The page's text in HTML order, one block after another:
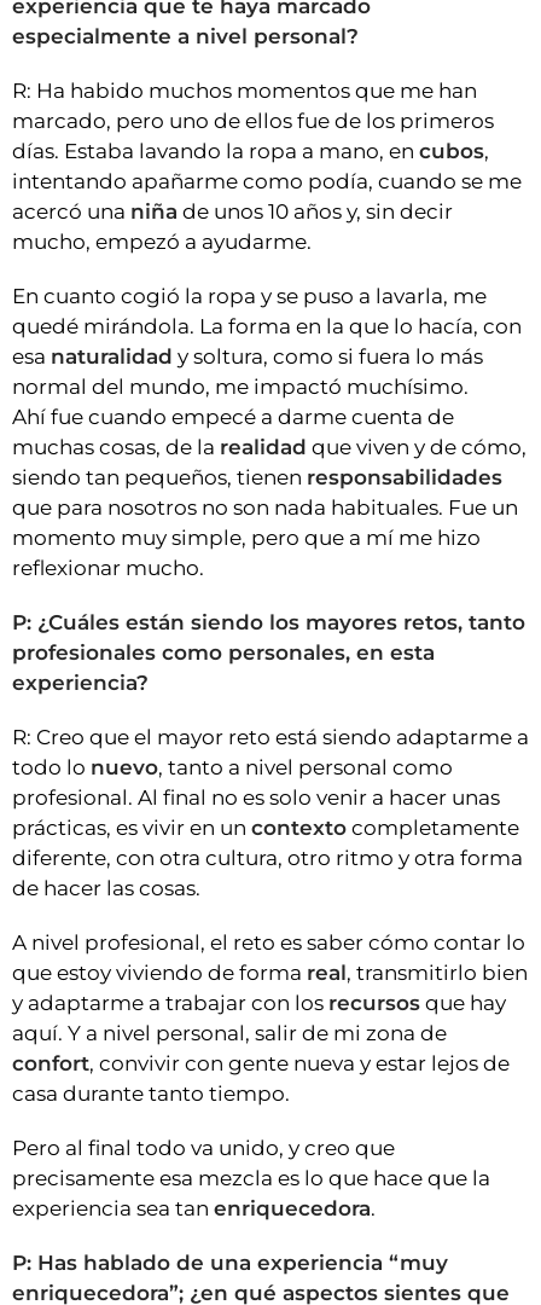
experiencia que te haya marcado
especialmente a nivel personal?
R: Ha habido muchos momentos que me han
marcado, pero uno de ellos fue de los primeros
días. Estaba lavando la ropa a mano, en cubos,
intentando apañarme como podía, cuando se me
acercó una niña de unos 10 años y, sin decir
mucho, empezó a ayudarme.
En cuanto cogió la ropa y se puso a lavarla, me
quedé mirándola. La forma en la que lo hacía, con
esa naturalidad y soltura, como si fuera lo más
normal del mundo, me impactó muchísimo.
Ahí fue cuando empecé a darme cuenta de
muchas cosas, de la realidad que viven y de cómo,
siendo tan pequeños, tienen responsabilidades
que para nosotros no son nada habituales. Fue un
momento muy simple, pero que a mí me hizo
reflexionar mucho.
P: ¿Cuáles están siendo los mayores retos, tanto
profesionales como personales, en esta
experiencia?
R: Creo que el mayor reto está siendo adaptarme a
todo lo nuevo, tanto a nivel personal como
profesional. Al final no es solo venir a hacer unas
prácticas, es vivir en un contexto completamente
diferente, con otra cultura, otro ritmo y otra forma
de hacer las cosas.
A nivel profesional, el reto es saber cómo contar lo
que estoy viviendo de forma real, transmitirlo bien
y adaptarme a trabajar con los recursos que hay
aquí. Y a nivel personal, salir de mi zona de
confort, convivir con gente nueva y estar lejos de
casa durante tanto tiempo.
Pero al final todo va unido, y creo que
precisamente esa mezcla es lo que hace que la
experiencia sea tan enriquecedora.
P: Has hablado de una experiencia “muy
enriquecedora”; ¿en qué aspectos sientes que